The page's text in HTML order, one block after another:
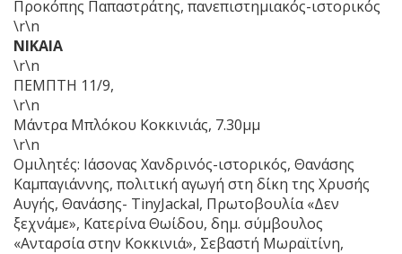
Προκόπης Παπαστράτης, πανεπιστημιακός-ιστορικός
\r\n
ΝΙΚΑΙΑ
\r\n
ΠΕΜΠΤΗ 11/9,
\r\n
Μάντρα Μπλόκου Κοκκινιάς, 7.30μμ
\r\n
Ομιλητές: Ιάσονας Χανδρινός-ιστορικός, Θανάσης
Καμπαγιάννης, πολιτική αγωγή στη δίκη της Χρυσής
Αυγής, Θανάσης- ΤinyJackal, Πρωτοβουλία «Δεν
ξεχνάμε», Κατερίνα Θωίδου, δημ. σύμβουλος
«Ανταρσία στην Κοκκινιά», Σεβαστή Μωραϊτίνη,